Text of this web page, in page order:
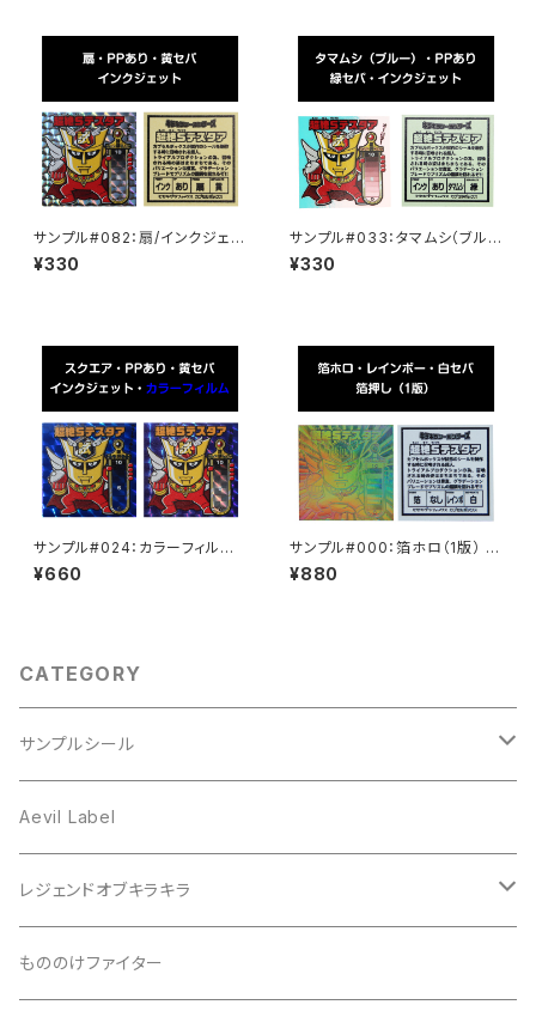
サンプル#082：扇/インクジェッ
ト/黄セパ
¥330
サンプル#033：タマムシ（ブル
ー）/PP/インクジェット/緑セパ
¥330
サンプル#024：カラーフィルム /
インクジェット2枚セット
¥660
サンプル#000：箔ホロ（1版） /
白セパ
¥880
CATEGORY
サンプルシール
プリズム
スクエア
ノイズ
レンチキュラー
箔ホロ
Aevil Label
レジェンドオブキラキラ
シール
もののけファイター